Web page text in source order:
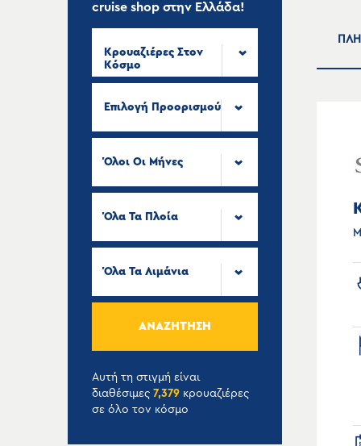
cruise shop στην Ελλάδα!
Κρουαζιέρες Στον
Κόσμο
Επιλογή Προορισμού
Όλοι Οι Μήνες
Όλα Τα Πλοία
Όλα Τα Λιμάνια
ΑΝΑΖΉΤΗΣΗ
Αυτή τη στιγμή είναι
διαθέσιμες 7,379 κρουαζιέρες
σε όλο τον κόσμο